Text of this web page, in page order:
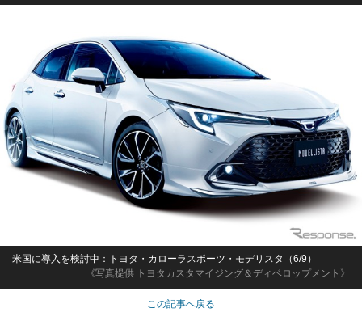
《写真提供 トヨタカスタマイジング＆ディベロップメント》
米国に導入を検討中：トヨタ・カローラスポーツ・モデリスタ（6/9）
この記事へ戻る